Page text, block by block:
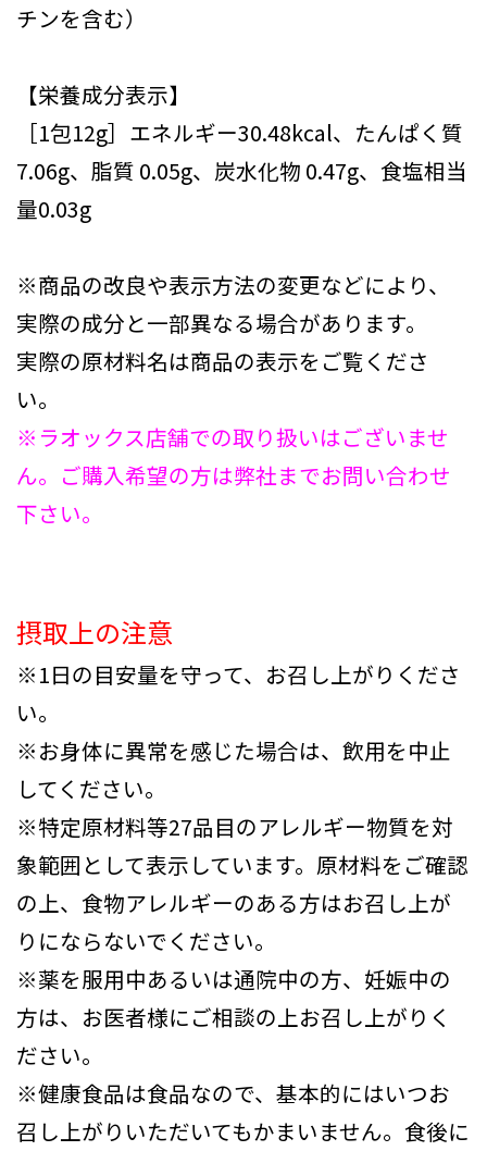
チンを含む）
【栄養成分表示】
［1包12g］エネルギー30.48kcal、たんぱく質
7.06g、脂質 0.05g、炭水化物 0.47g、食塩相当
量0.03g
※商品の改良や表示方法の変更などにより、
実際の成分と一部異なる場合があります。
実際の原材料名は商品の表示をご覧くださ
い。
※ラオックス店舗での取り扱いはございませ
ん。ご購入希望の方は弊社までお問い合わせ
下さい。
摂取上の注意
※1日の目安量を守って、お召し上がりくださ
い。
※お身体に異常を感じた場合は、飲用を中止
してください。
※特定原材料等27品目のアレルギー物質を対
象範囲として表示しています。原材料をご確認
の上、食物アレルギーのある方はお召し上が
りにならないでください。
※薬を服用中あるいは通院中の方、妊娠中の
方は、お医者様にご相談の上お召し上がりく
ださい。
※健康食品は食品なので、基本的にはいつお
召し上がりいただいてもかまいません。食後に